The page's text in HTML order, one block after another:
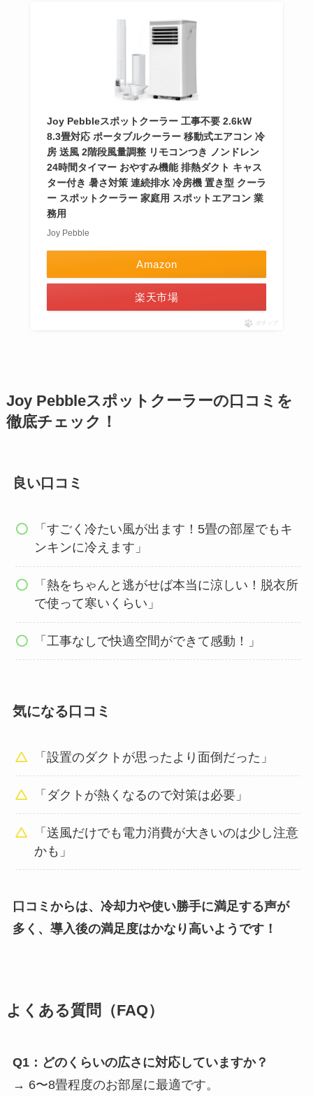
Joy Pebbleスポットクーラー 工事不要 2.6kW
8.3畳対応 ポータブルクーラー 移動式エアコン 冷
房 送風 2階段風量調整 リモコンつき ノンドレン
24時間タイマー おやすみ機能 排熱ダクト キャス
ター付き 暑さ対策 連続排水 冷房機 置き型 クーラ
ー スポットクーラー 家庭用 スポットエアコン 業
務用
Joy Pebble
Amazon
楽天市場
ポチップ
Joy Pebbleスポットクーラーの口コミを
徹底チェック！
良い口コミ
「すごく冷たい風が出ます！5畳の部屋でもキ
ンキンに冷えます」
「熱をちゃんと逃がせば本当に涼しい！脱衣所
で使って寒いくらい」
「工事なしで快適空間ができて感動！」
気になる口コミ
「設置のダクトが思ったより面倒だった」
「ダクトが熱くなるので対策は必要」
「送風だけでも電力消費が大きいのは少し注意
かも」
口コミからは、冷却力や使い勝手に満足する声が
多く、導入後の満足度はかなり高いようです！
よくある質問（FAQ）
Q1：どのくらいの広さに対応していますか？
→ 6〜8畳程度のお部屋に最適です。